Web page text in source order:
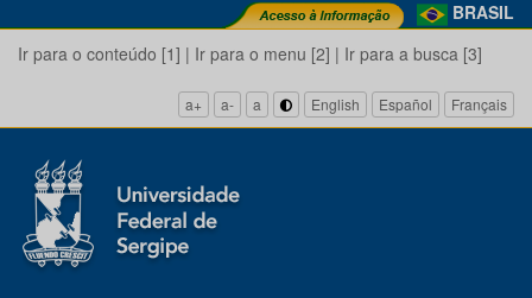
BRASIL
Ir para o conteúdo [1] | Ir para o menu [2] | Ir para a busca [3]
a+ a- a English Español Français